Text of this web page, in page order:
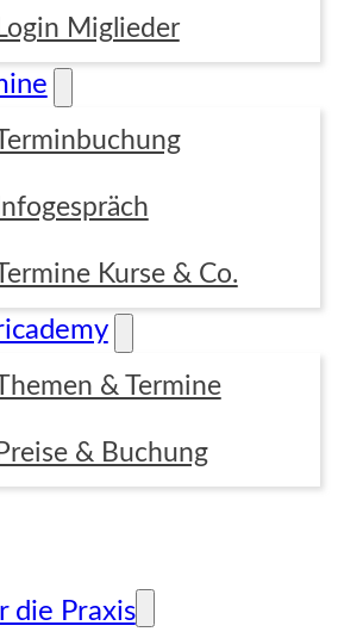
Login Miglieder
Terminbuchung
Infogespräch
Termine Kurse & Co.
Themen & Termine
Preise & Buchung
die Praxis